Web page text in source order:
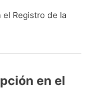
el Registro de la
en el